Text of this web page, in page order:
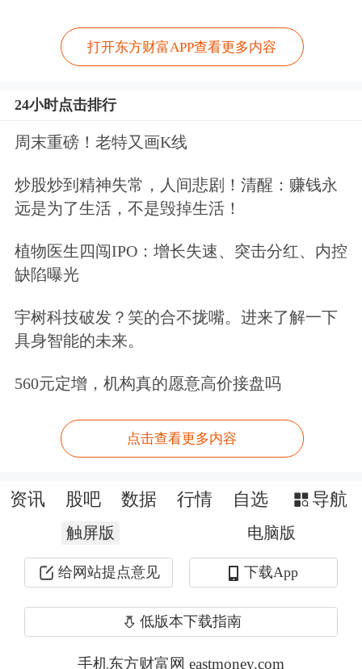
池水不惊，分流重构
明显。2024年以来，药店行业持续承
销售规模仅下降0.5%/0.6%，好于市场
势，此外，药店仍然获取了超出医药行
生态优化，行业已出现较为明显的结构
调整特征即流量再分配，且该趋势有望
延续。
1）闭店门店客流流向存量门店，头部
药店明显受益。我们认为，后续行业店
均服务人口恢复至2300-2500人之间，
单店才能实现较好收益，对应门店数量
56-61万家，较25年减少7-12万家，但行
打开东方财富APP查看更多内容
24小时点击排行
周末重磅！老特又画K线
炒股炒到精神失常，人间悲剧！清醒：赚钱永
远是为了生活，不是毁掉生活！
植物医生四闯IPO：增长失速、突击分红、内控
缺陷曝光
宇树科技破发？笑的合不拢嘴。进来了解一下
具身智能的未来。
560元定增，机构真的愿意高价接盘吗
点击查看更多内容
资讯 股吧 数据 行情 自选 导航
触屏版 电脑版
给网站提点意见 下载App
低版本下载指南
手机东方财富网 eastmoney.com